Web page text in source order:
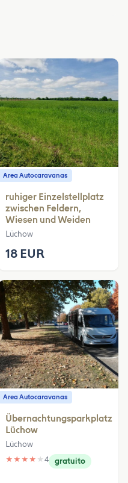
Area Autocaravanas
ruhiger Einzelstellplatz
zwischen Feldern,
Wiesen und Weiden
Lüchow
18 EUR
Area Autocaravanas
Übernachtungsparkplatz
Lüchow
Lüchow
★ ★ ★ ★ ★ 4 gratuito